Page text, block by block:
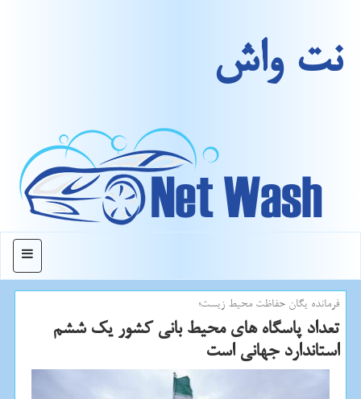
نت واش
منو
فرمانده یگان حفاظت محیط زیست؛
تعداد پاسگاه های محیط بانی كشور یك ششم
استاندارد جهانی است